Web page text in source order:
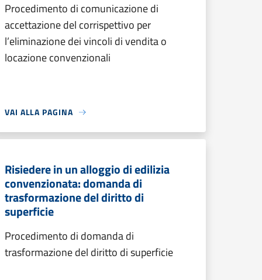
Procedimento di comunicazione di
accettazione del corrispettivo per
l’eliminazione dei vincoli di vendita o
locazione convenzionali
VAI ALLA PAGINA
Risiedere in un alloggio di edilizia
convenzionata: domanda di
trasformazione del diritto di
superficie
Procedimento di domanda di
trasformazione del diritto di superficie